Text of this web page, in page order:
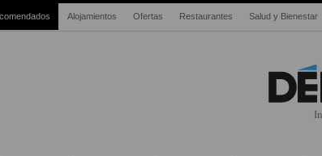
Alojamientos Ofertas Restaurantes Salud y Bienestar